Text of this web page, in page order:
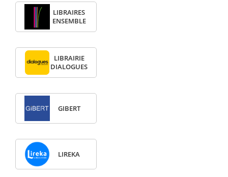
LIBRAIRES
ENSEMBLE
LIBRAIRIE
DIALOGUES
GIBERT
LIREKA